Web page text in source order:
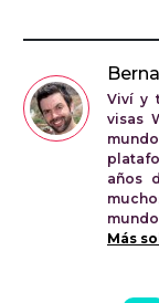
Viví y
visas
años
Más